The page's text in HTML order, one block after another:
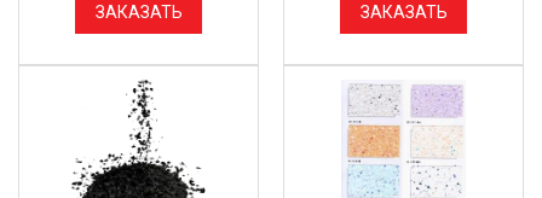
ЗАКАЗАТЬ ЗАКАЗАТЬ